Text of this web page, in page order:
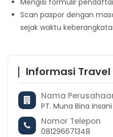
Scan paspor dengan
sejak waktu
Informasi Travel
Nama
PT. Muna Bina Insani
Nomor Telepon
081296671348